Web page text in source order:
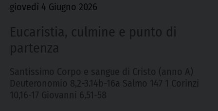
giovedì 4 Giugno 2026
Eucaristia, culmine e punto di
partenza
Santissimo Corpo e sangue di Cristo (anno A)
Deuteronomio 8,2-3.14b-16a Salmo 147 1 Corinzi
10,16-17 Giovanni 6,51-58